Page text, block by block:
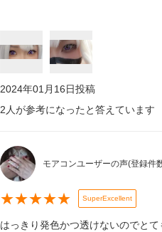
2024年01月16日投稿
2 人が参考になったと答えています
モアコンユーザーの声(登録件
★★★★★ SuperExcellent
はっきり発色かつ透けないのでと